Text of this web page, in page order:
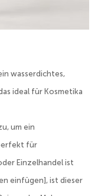
wasserdichtes,
ideal für Kosmetika
um ein
für
Einzelhandel ist
einfügen], ist dieser